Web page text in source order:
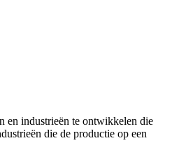
en industrieën te ontwikkelen die
die de productie op een